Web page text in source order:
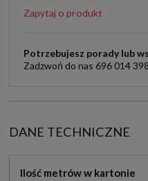
Zapytaj o produkt
Potrzebujesz porady lub
Zadzwoń do nas 696 014 398
DANE TECHNICZNE
Ilość metrów w kartonie